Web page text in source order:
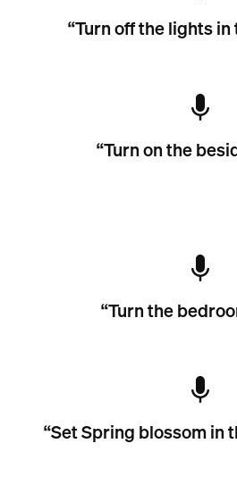
“Turn off the lights in
“Turn on the
“Turn the
“Set Spring blossom in